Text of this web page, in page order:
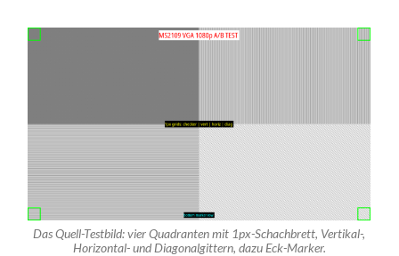
Das Quell-Testbild: vier Quadranten mit 1px-Schachbrett, Vertikal-,
Horizontal- und Diagonalgittern, dazu Eck-Marker.